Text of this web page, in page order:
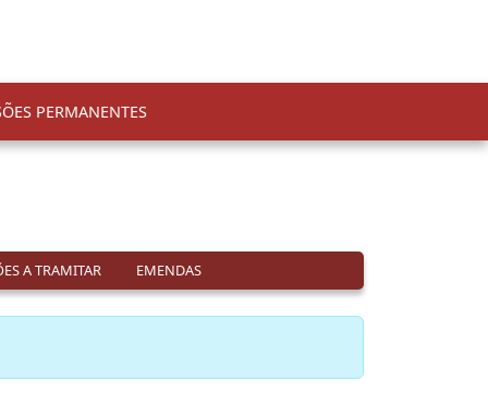
PERMANENTES
A TRAMITAR EMENDAS